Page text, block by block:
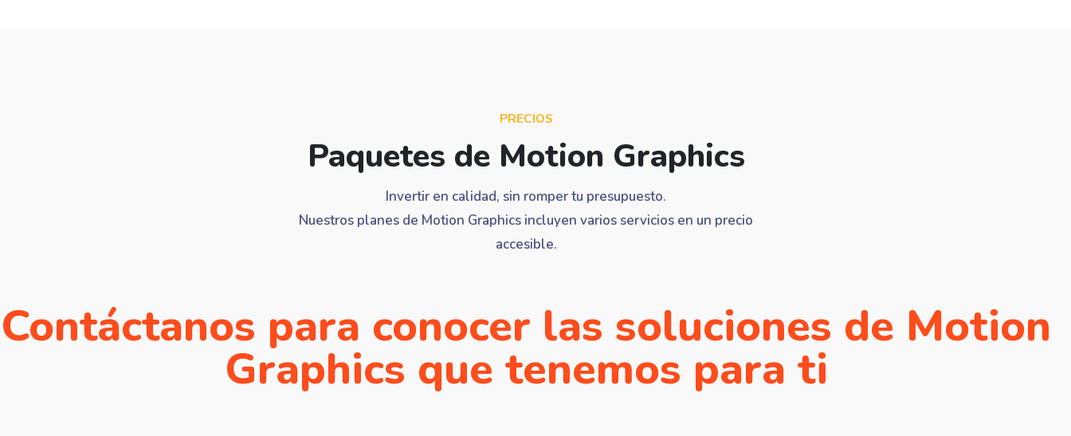
PRECIOS
Paquetes de Motion Graphics
Invertir en calidad, sin romper tu presupuesto.
Nuestros planes de Motion Graphics incluyen varios servicios en un precio
accesible.
Contáctanos para conocer las soluciones de Motion
Graphics que tenemos para ti